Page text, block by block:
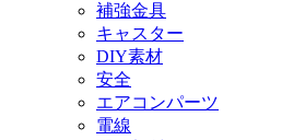
補強金具
キャスター
DIY素材
安全
エアコンパーツ
電線